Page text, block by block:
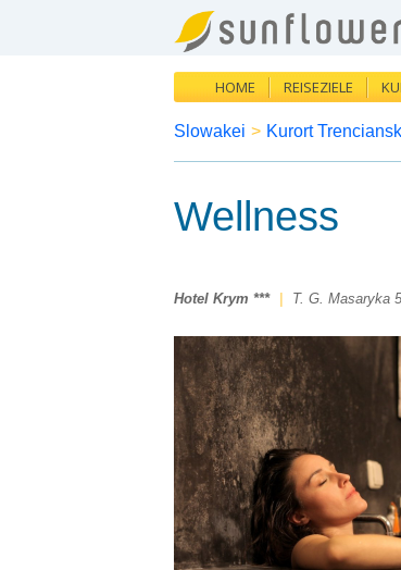
HOME REISEZIELE
Slowakei > Kurort
Wellness
Hotel Krym *** T. G. Masaryka